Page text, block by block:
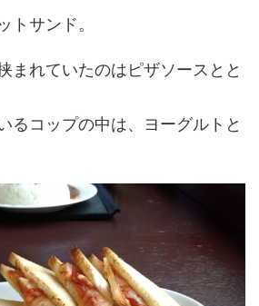
トサンド。
まれていたのはピザソースとと
るコップの中は、ヨーグルトと